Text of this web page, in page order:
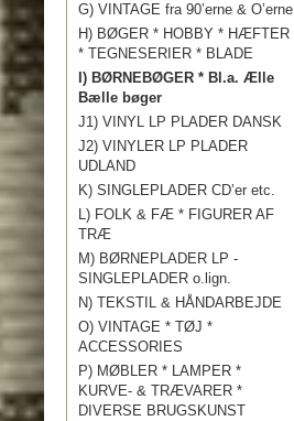
G) VINTAGE fra 90’erne & O’erne
H) BØGER * HOBBY * HÆFTER
* TEGNESERIER * BLADE
I) BØRNEBØGER * Bl.a. Ælle
Bælle bøger
J1) VINYL LP PLADER DANSK
J2) VINYLER LP PLADER
UDLAND
K) SINGLEPLADER CD’er etc.
L) FOLK & FÆ * FIGURER AF
TRÆ
M) BØRNEPLADER LP -
SINGLEPLADER o.lign.
N) TEKSTIL & HÅNDARBEJDE
O) VINTAGE * TØJ *
ACCESSORIES
P) MØBLER * LAMPER *
KURVE- & TRÆVARER *
DIVERSE BRUGSKUNST